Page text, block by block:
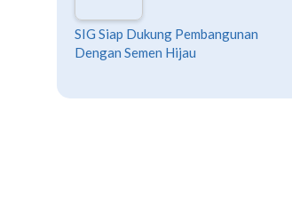
SIG Siap Dukung Pembangunan
Dengan Semen Hijau